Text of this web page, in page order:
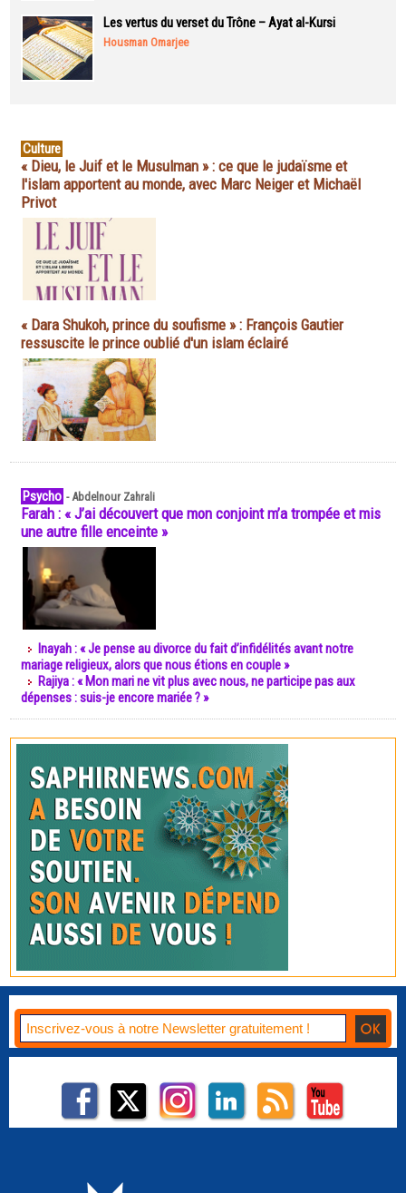
Les vertus du verset du Trône – Ayat al-Kursi
Housman Omarjee
Culture
« Dieu, le Juif et le Musulman » : ce que le judaïsme et
l'islam apportent au monde, avec Marc Neiger et Michaël
Privot
« Dara Shukoh, prince du soufisme » : François Gautier
ressuscite le prince oublié d'un islam éclairé
Psycho -Abdelnour Zahrali
Farah : « J’ai découvert que mon conjoint m’a trompée et mis
une autre fille enceinte »
Inayah : « Je pense au divorce du fait d’infidélités avant notre
mariage religieux, alors que nous étions en couple »
Rajiya : « Mon mari ne vit plus avec nous, ne participe pas aux
dépenses : suis-je encore mariée ? »